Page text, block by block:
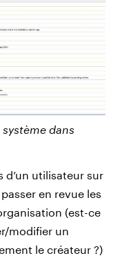
dans
d’un utilisateur sur
en revue les
(est-ce
modifier un
le créateur ?)